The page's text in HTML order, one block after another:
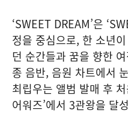
‘SWEET DREAM’은
정을 중심으로, 한 소년
던 순간들과 꿈을 향한
종 음반, 음원 차트에서
최립우는 앨범 발매 후
어워즈’에서 3관왕을 달